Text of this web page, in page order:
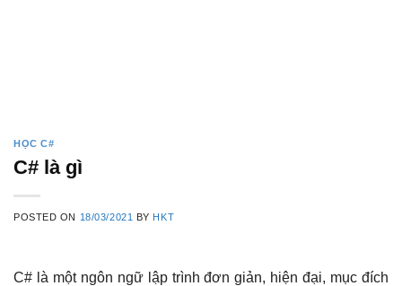
HỌC C#
C# là gì
POSTED ON 18/03/2021 BY HKT
C# là một ngôn ngữ lập trình đơn giản, hiện đại, mục đích